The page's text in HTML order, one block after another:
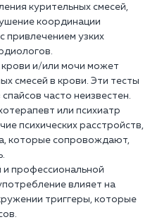
курительных смесей,
координации
привлечением узких
и/или мочи может
смесей в крови. Эти тесты
часто неизвестен.
или психиатр
психических расстройств,
которые сопровождают,
и профессиональной
влияет на
триггеры, которые